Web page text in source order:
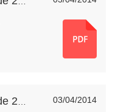
03/04/2014